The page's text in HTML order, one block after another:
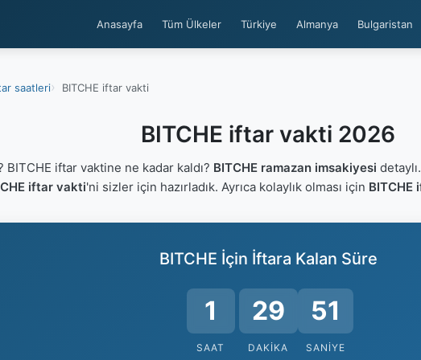
Anasayfa Tüm Ülkeler Türkiye Almanya Bulgaristan
saatleri BITCHE iftar vakti
BITCHE iftar vakti 2026
BITCHE iftar vaktine ne kadar kaldı? BITCHE ramazan imsakiyesi
iftar vakti'ni sizler için hazırladık. Ayrıca kolaylık olması için BITCHE
BITCHE İçin İftara Kalan Süre
1
SAAT
29
DAKIKA
50
SANIYE